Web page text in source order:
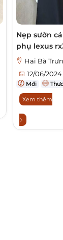
Nẹp sườn
phụ lexus
Hai Bà
12/06/2024
Mới
Xem thêm